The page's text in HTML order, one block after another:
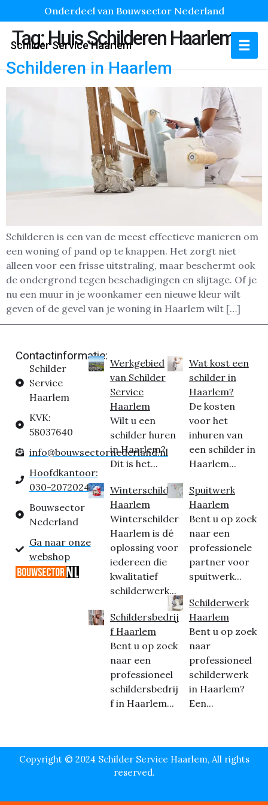
Onderdeel van Bouwsector Nederland
Schilder Service Haarlem
Tag:Huis Schilderen Haarlem
Schilderen in Haarlem
Schilderen is een van de meest effectieve manieren om
een woning of pand op te knappen. Het zorgt niet
alleen voor een frisse uitstraling, maar beschermt ook
de ondergrond tegen beschadigingen en slijtage. Of je
nu een muur in je woonkamer een nieuwe kleur wilt
geven of de gevel van je woning in Haarlem wilt […]
Contactinformatie:
Schilder
Service
Haarlem
KVK:
58037640
info@bouwsectornederland.nl
Hoofdkantoor:
030-2072024
Bouwsector
Nederland
Ga naar onze
webshop
Werkgebied
van Schilder
Service
Haarlem
Wilt u een
schilder huren
in Haarlem?
Dit is het...
Winterschilder
Haarlem
Winterschilder
Haarlem is dé
oplossing voor
iedereen die
kwalitatief
schilderwerk...
Schildersbedrij
f Haarlem
Bent u op zoek
naar een
professioneel
schildersbedrij
f in Haarlem...
Wat kost een
schilder in
Haarlem?
De kosten
voor het
inhuren van
een schilder in
Haarlem...
Spuitwerk
Haarlem
Bent u op zoek
naar een
professionele
partner voor
spuitwerk...
Schilderwerk
Haarlem
Bent u op zoek
naar
professioneel
schilderwerk
in Haarlem?
Een...
Copyright © 2024 Schilder Service Haarlem, All rights
reserved.